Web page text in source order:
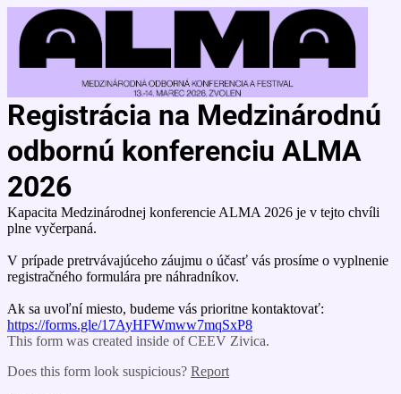
Registrácia na Medzinárodnú
odbornú konferenciu ALMA
2026
Kapacita Medzinárodnej konferencie ALMA 2026 je v tejto chvíli
plne vyčerpaná.
V prípade pretrvávajúceho záujmu o účasť vás prosíme o vyplnenie
registračného formulára pre náhradníkov.
Ak sa uvoľní miesto, budeme vás prioritne kontaktovať:
https://forms.gle/17AyHFWmww7mqSxP8
This form was created inside of CEEV Zivica.
Does this form look suspicious? Report